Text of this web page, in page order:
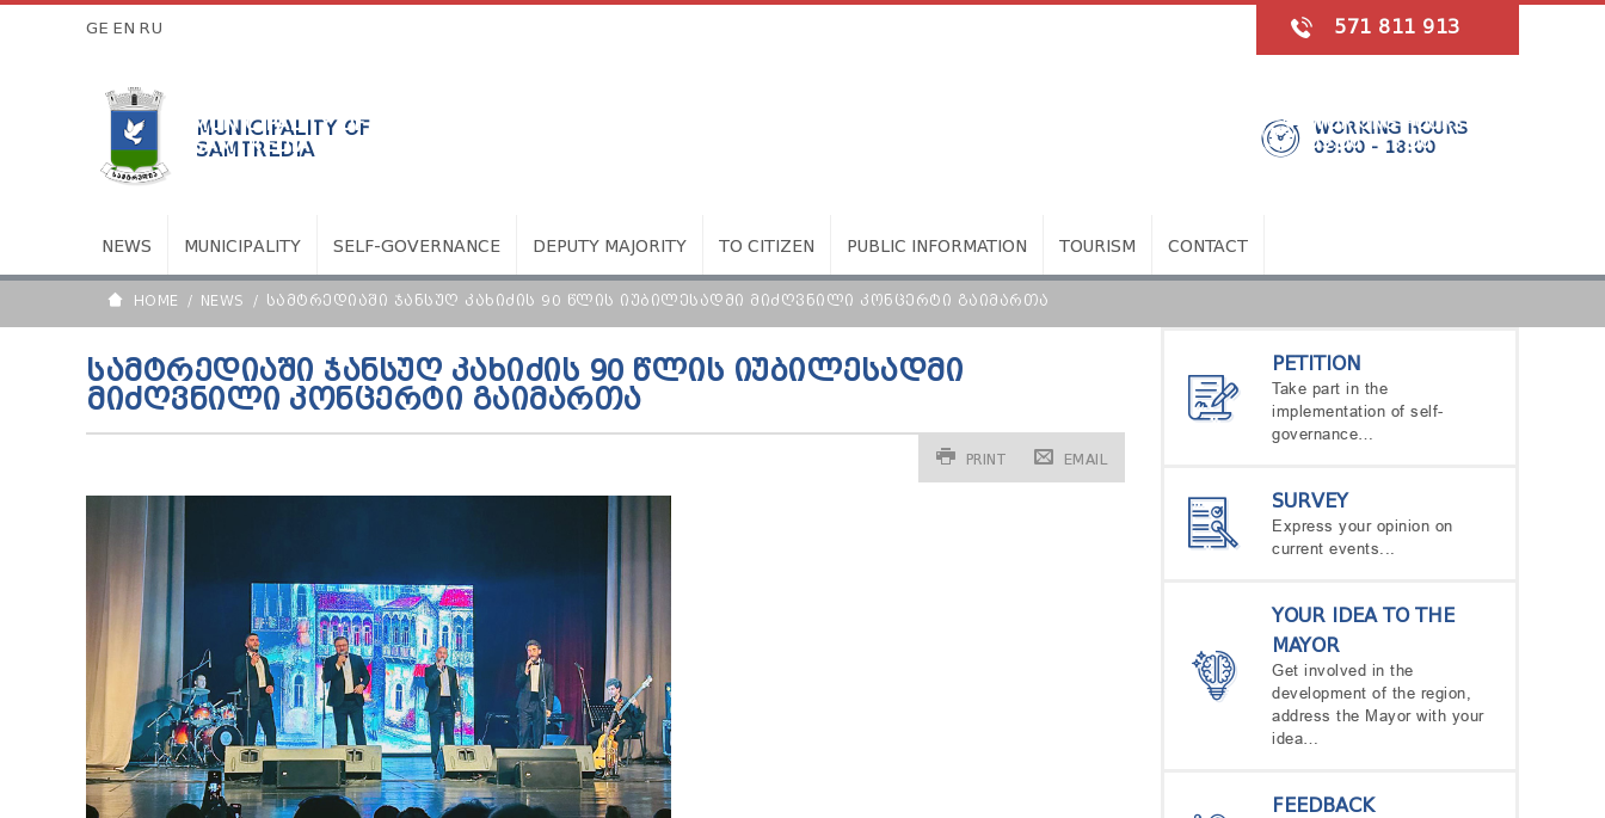
GE EN RU 571 811 913
MUNICIPALITY OF
SAMTREDIA
WORKING HOURS
09:00 - 18:00
NEWS MUNICIPALITY SELF-GOVERNANCE DEPUTY MAJORITY TO CITIZEN PUBLIC INFORMATION TOURISM CONTACT
HOME NEWS ᲡᲐᲛᲢᲠᲔᲓᲘᲐᲨᲘ ᲯᲐᲜᲡᲣᲦ ᲙᲐᲮᲘᲫᲘᲡ 90 ᲬᲚᲘᲡ ᲘᲣᲑᲘᲚᲔᲡᲐᲓᲛᲘ ᲛᲘᲫᲦᲕᲜᲘᲚᲘ ᲙᲝᲜᲪᲔᲠᲢᲘ ᲒᲐᲘᲛᲐᲠᲗᲐ
ᲡᲐᲛᲢᲠᲔᲓᲘᲐᲨᲘ ᲯᲐᲜᲡᲣᲦ ᲙᲐᲮᲘᲫᲘᲡ 90 ᲬᲚᲘᲡ ᲘᲣᲑᲘᲚᲔᲡᲐᲓᲛᲘ
ᲛᲘᲫᲦᲕᲜᲘᲚᲘ ᲙᲝᲜᲪᲔᲠᲢᲘ ᲒᲐᲘᲛᲐᲠᲗᲐ
PRINT EMAIL
PETITION
Take part in the
implementation of self-
governance…
SURVEY
Express your opinion on
current events...
YOUR IDEA TO THE
MAYOR
Get involved in the
development of the region,
address the Mayor with your
idea…
FEEDBACK